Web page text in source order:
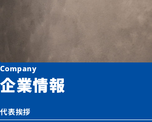
Company
企業情報
代表挨拶